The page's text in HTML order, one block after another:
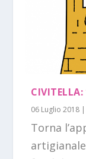
CIVITELLA:
06 Luglio 2018 |
Torna